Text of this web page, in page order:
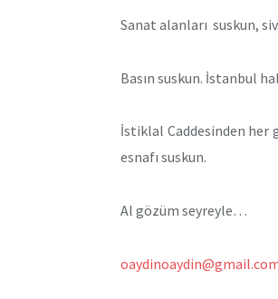
Sanat alanları suskun,
Basın suskun. İstanbul
İstiklal Caddesinden her
esnafı suskun.
Al gözüm seyreyle…